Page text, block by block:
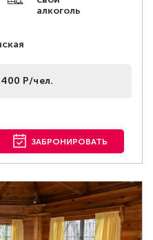
алкоголь
Р/чел.
ЗАБРОНИРОВАТЬ